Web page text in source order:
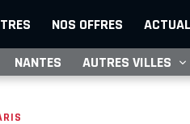
NOS OFFRES
NANTES AUTRES VILLES